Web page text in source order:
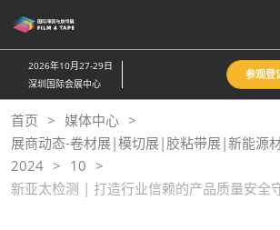
接
跳
至
内
容
2026年10月27-29日
深圳国际会展中心
参观登
首页
媒体中心
展商动态-卷材展|模切展|胶粘带展|新能源
2024
10
新亚太检测 | 打造行业信赖的产品质量安全